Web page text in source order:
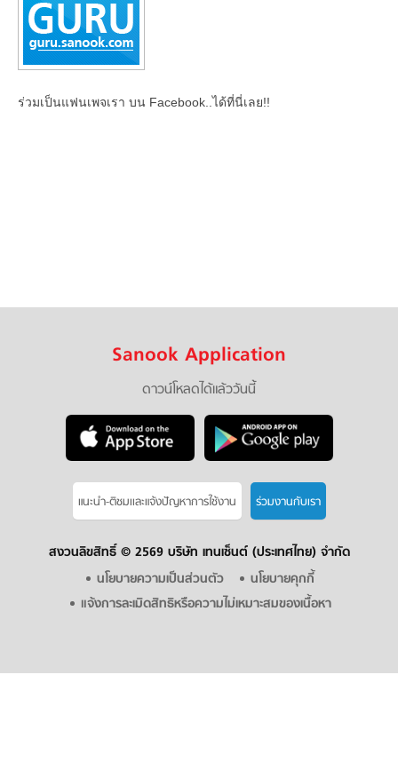
ร่วมเป็นแฟนเพจเรา บน Facebook..ได้ที่นี่เลย!!
Sanook Application
ดาวน์โหลดได้แล้ววันนี้
แนะนำ-ติชมเเละแจ้งปัญหาการใช้งาน ร่วมงานกับเรา
สงวนลิขสิทธิ์ © 2569 บริษัท เทนเซ็นต์ (ประเทศไทย) จำกัด
นโยบายความเป็นส่วนตัว
นโยบายคุกกี้
แจ้งการละเมิดสิทธิหรือความไม่เหมาะสมของเนื้อหา